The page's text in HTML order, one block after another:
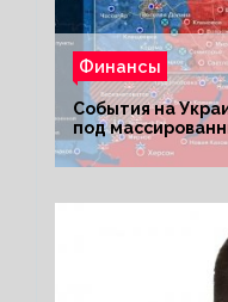
Финансы
События на
под
Киеву